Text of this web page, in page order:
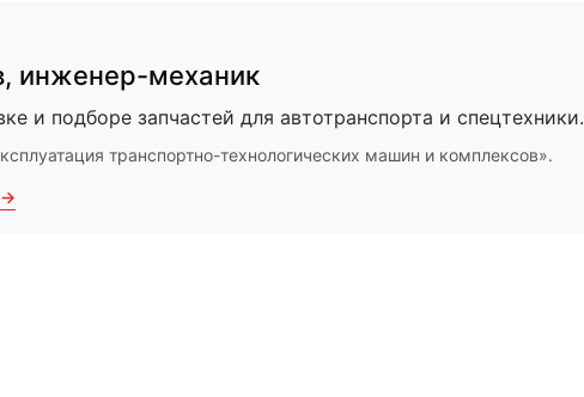
, инженер-механик
и подборе запчастей для автотранспорта и спецтехники.
транспортно-технологических машин и комплексов».
→